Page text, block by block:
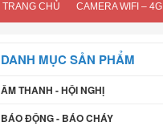
TRANG CHỦ CAMERA WIFI – 4G
DANH MỤC SẢN PHẨM
ÂM THANH - HỘI NGHỊ
BÁO ĐỘNG - BÁO CHÁY